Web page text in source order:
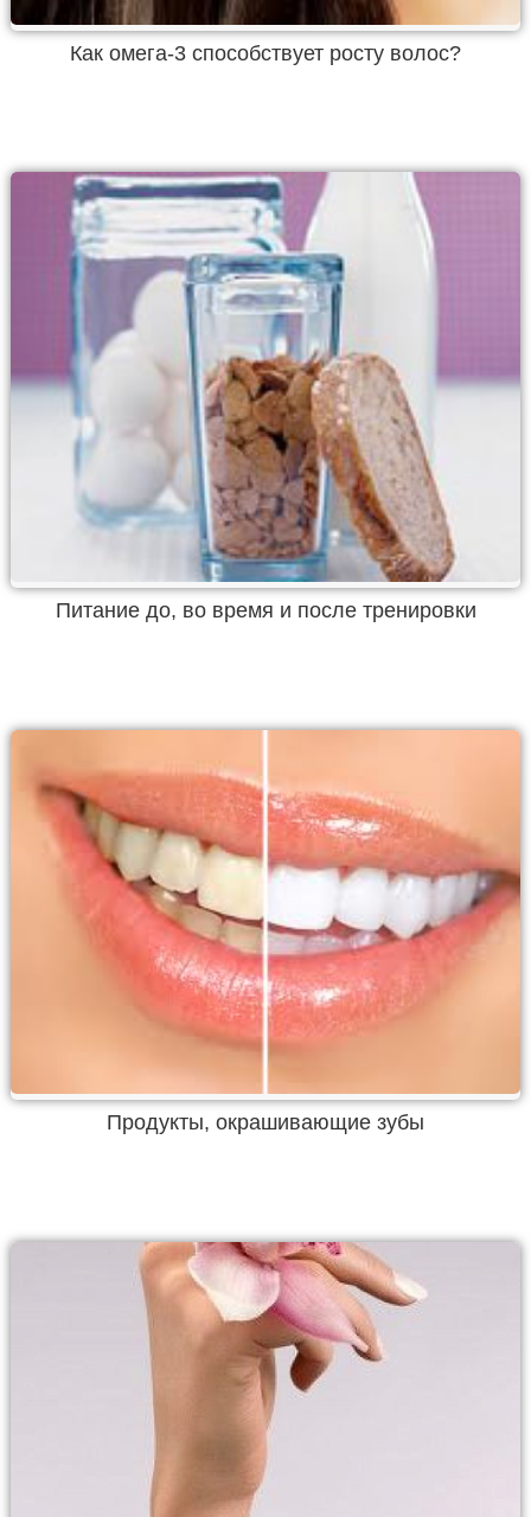
Как омега-3 способствует росту волос?
Питание до, во время и после тренировки
Продукты, окрашивающие зубы